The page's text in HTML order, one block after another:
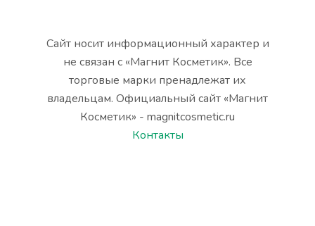
Сайт носит информационный характер и
не связан с «Магнит Косметик». Все
торговые марки пренадлежат их
владельцам. Официальный сайт «Магнит
Косметик» - magnitcosmetic.ru
Контакты